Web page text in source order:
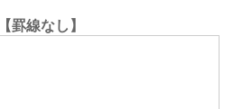
【罫線なし】